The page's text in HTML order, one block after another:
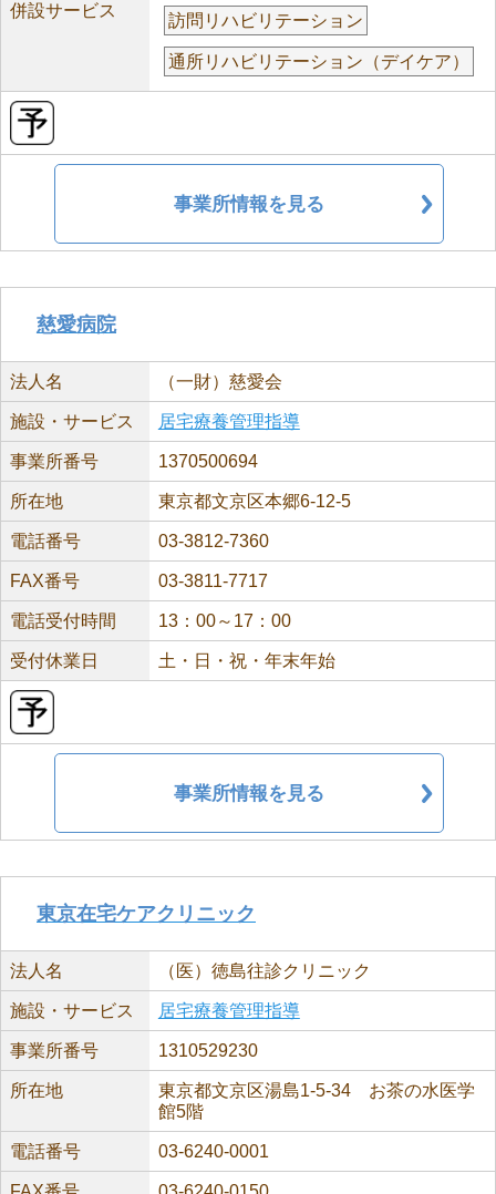
併設サービス
訪問リハビリテーション
通所リハビリテーション（デイケア）
事業所情報を見る
慈愛病院
法人名 （一財）慈愛会
施設・サービス 居宅療養管理指導
事業所番号 1370500694
所在地 東京都文京区本郷6-12-5
電話番号 03-3812-7360
FAX番号 03-3811-7717
電話受付時間 13：00～17：00
受付休業日 土・日・祝・年末年始
事業所情報を見る
東京在宅ケアクリニック
法人名 （医）徳島往診クリニック
施設・サービス 居宅療養管理指導
事業所番号 1310529230
所在地
東京都文京区湯島1-5-34 お茶の水医学
館5階
電話番号 03-6240-0001